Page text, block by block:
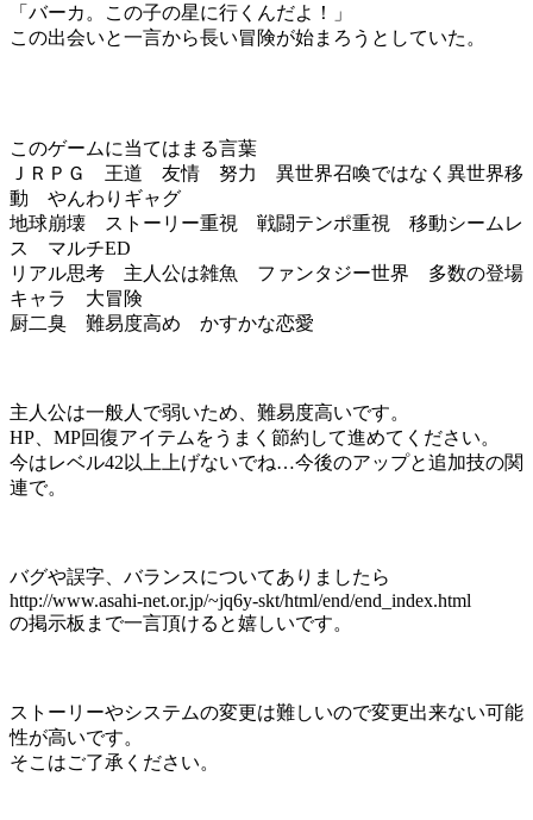
「バーカ。この子の星に行くんだよ！」
この出会いと一言から長い冒険が始まろうとしていた。
このゲームに当てはまる言葉
ＪＲＰＧ 王道 友情 努力 異世界召喚ではなく異世界移
動 やんわりギャグ
地球崩壊 ストーリー重視 戦闘テンポ重視 移動シームレ
ス マルチED
リアル思考 主人公は雑魚 ファンタジー世界 多数の登場
キャラ 大冒険
厨二臭 難易度高め かすかな恋愛
主人公は一般人で弱いため、難易度高いです。
HP、MP回復アイテムをうまく節約して進めてください。
今はレベル42以上上げないでね…今後のアップと追加技の関
連で。
バグや誤字、バランスについてありましたら
http://www.asahi-net.or.jp/~jq6y-skt/html/end/end_index.html
の掲示板まで一言頂けると嬉しいです。
ストーリーやシステムの変更は難しいので変更出来ない可能
性が高いです。
そこはご了承ください。